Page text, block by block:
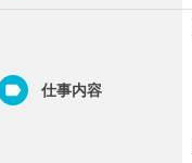
仕事内容